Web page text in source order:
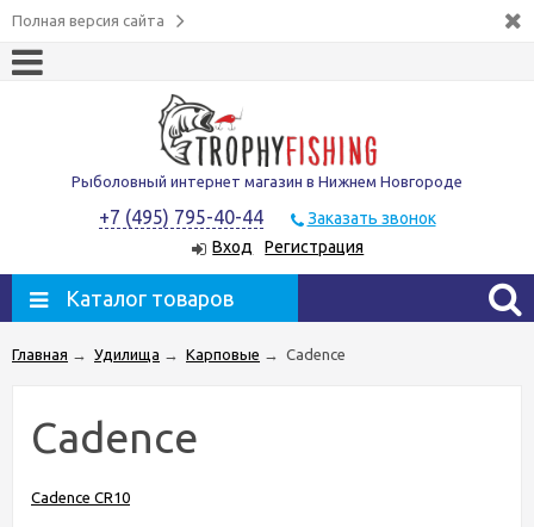
Полная версия сайта
Рыболовный интернет магазин в Нижнем Новгороде
+7 (495) 795-40-44
Заказать звонок
Вход
Регистрация
Каталог товаров
Главная → Удилища → Карповые → Cadence
Cadence
Cadence CR10